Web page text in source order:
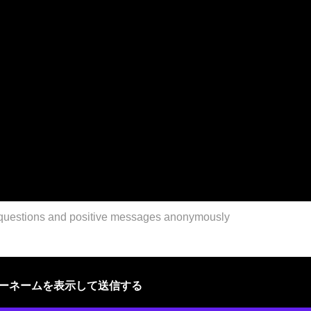
ネームを表示して送信する